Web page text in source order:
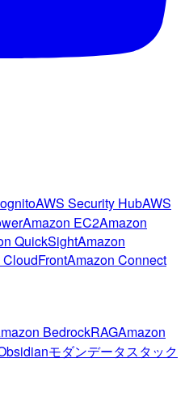
AWS Security HubAWS
Amazon EC2Amazon
QuickSightAmazon
Amazon Connect
BedrockRAGAmazon
モダンデータスタック